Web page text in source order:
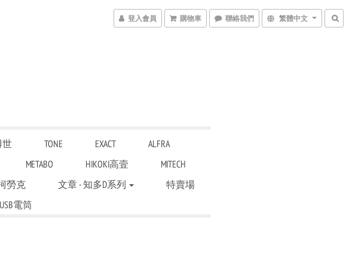
登入會員 購物車 聯絡我們 繁體中文
世 TONE EXACT
ALFRA
METABO HIKOKI高壹
MITECH
勞克 文章 - 知多D系列
特賣場
電筒